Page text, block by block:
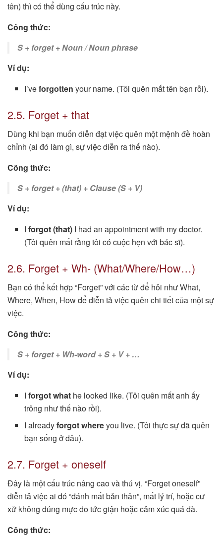
tên) thì có thể dùng cấu trúc này.
Công thức:
S + forget + Noun / Noun phrase
Ví dụ:
I’veforgotten your name. (Tôi quên mất tên bạn rồi).
2.5. Forget + that
Dùng khi bạn muốn diễn đạt việc quên một mệnh đề hoàn
chỉnh (ai đó làm gì, sự việc diễn ra thế nào).
Công thức:
S + forget + (that) + Clause (S + V)
Ví dụ:
Iforgot (that) I had an appointment with my doctor.
(Tôi quên mất rằng tôi có cuộc hẹn với bác sĩ).
2.6. Forget + Wh- (What/Where/How…)
Bạn có thể kết hợp “Forget” với các từ để hỏi như What,
Where, When, How để diễn tả việc quên chi tiết của một sự
việc.
Công thức:
S + forget + Wh-word + S + V + …
Ví dụ:
Iforgot what he looked like. (Tôi quên mất anh ấy
trông như thế nào rồi).
I alreadyforgot whereyou live. (Tôi thực sự đã quên
bạn sống ở đâu).
2.7. Forget + oneself
Đây là một cấu trúc nâng cao và thú vị. “Forget oneself”
diễn tả việc ai đó “đánh mất bản thân”, mất lý trí, hoặc cư
xử không đúng mực do tức giận hoặc cảm xúc quá đà.
Công thức: